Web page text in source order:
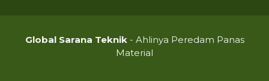
Global Sarana Teknik- Ahlinya Peredam Panas
Material